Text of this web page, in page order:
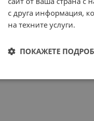
с друга информация,
на техните услуги.
ПОКАЖЕТЕ